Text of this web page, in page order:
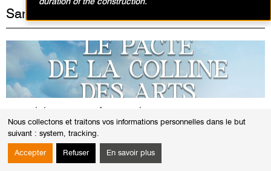
Nous collectons et traitons vos informations personnelles dans le but
suivant : system, tracking.
Accepter Refuser En savoir plus
Samedi 26 avril 2025
Escape Game | Colline des Arts
10h00